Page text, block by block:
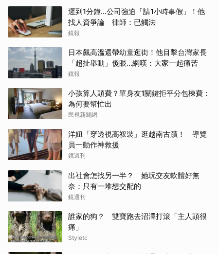
遲到1分鐘…公司強迫「請1小時事假」！他
找人資爭論 律師：已觸法
鏡報
日本飆高溫還帶幼童逛街！他目擊台灣家長
「超扯舉動」傻眼...網嘆：大家一起痛苦
鏡報
小孩算人頭費？單身友1關鍵拒平分包棟費：
為何要幫忙出
民視新聞網
洋妞「穿透視高衩裝」逛越南古蹟！ 導覽
員一動作神救援
鏡週刊
出社會怎找另一半？ 她玩交友軟體好無
奈：只有一堆想交配的
鏡週刊
誰家的狗？ 雙寶跑去沼澤打滾「主人頭很
痛」
Styletc